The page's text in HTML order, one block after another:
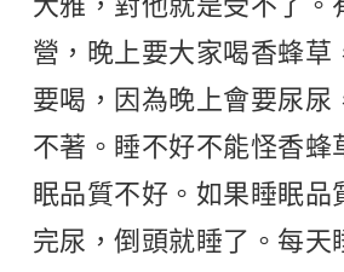
營，晚上要大家喝香蜂草
要喝，因為晚上會要尿尿
不著。睡不好不能怪香蜂
眠品質不好。如果睡眠品
完尿，倒頭就睡了。每天